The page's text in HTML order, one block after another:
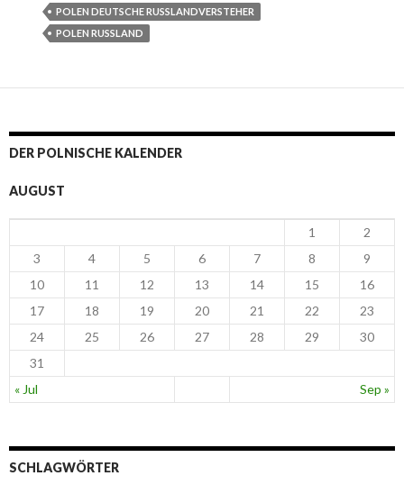
POLEN DEUTSCHE RUSSLANDVERSTEHER
POLEN RUSSLAND
DER POLNISCHE KALENDER
AUGUST
« Jul Sep »
1
2
3
4 5 6 7 8
9
10
11 12 13 14 15
16
17
18 19 20 21 22
23
24
25 26 27 28 29
30
31
SCHLAGWÖRTER